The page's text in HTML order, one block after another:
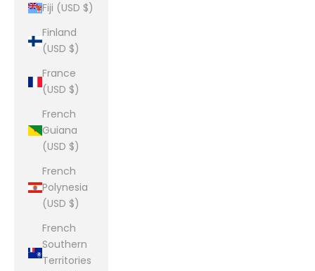
Fiji (USD $)
Finland
(USD $)
France
(USD $)
French
Guiana
(USD $)
French
Polynesia
(USD $)
French
Southern
Territories